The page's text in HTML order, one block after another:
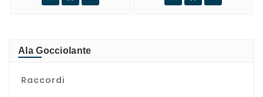
Ala Gocciolante
Raccordi